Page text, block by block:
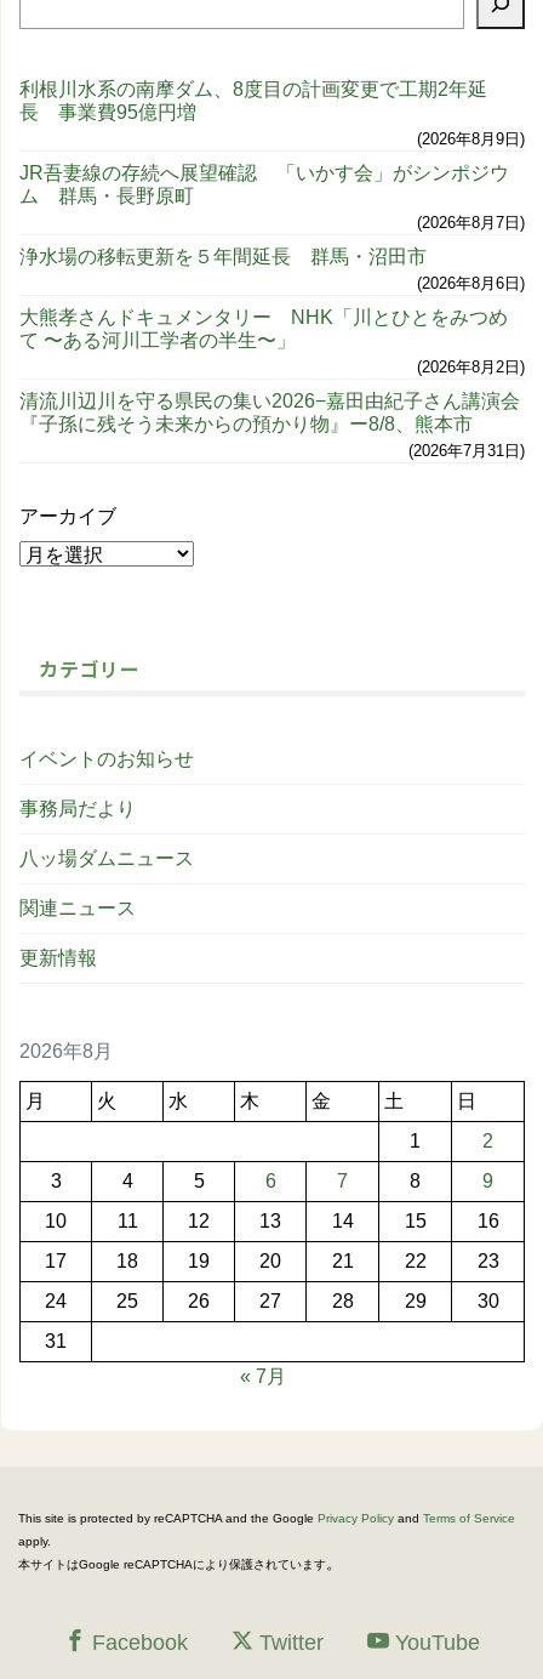
利根川水系の南摩ダム、8度目の計画変更で工期2年延
長 事業費95億円増
2026年8月9日
JR吾妻線の存続へ展望確認 「いかす会」がシンポジウ
ム 群馬・長野原町
2026年8月7日
浄水場の移転更新を５年間延長 群馬・沼田市
2026年8月6日
大熊孝さんドキュメンタリー NHK「川とひとをみつめ
て 〜ある河川工学者の半生〜」
2026年8月2日
清流川辺川を守る県民の集い2026−嘉田由紀子さん講演会
『子孫に残そう未来からの預かり物』ー8/8、熊本市
2026年7月31日
アーカイブ
カテゴリー
イベントのお知らせ
事務局だより
八ッ場ダムニュース
関連ニュース
更新情報
2026年8月
月 火 水 木 金 土
日
1
2
3
4 5 6 7 8
9
10
11 12 13 14 15
16
17
18 19 20 21 22
23
24
25 26 27 28 29
30
31
« 7月
This site is protected by reCAPTCHA and the Google Privacy Policy and Terms of Service
apply.
本サイトはGoogle reCAPTCHAにより保護されています。
Facebook Twitter YouTube